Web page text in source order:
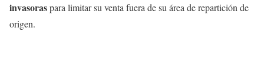
invasoraspara limitar su venta fuera de su área de repartición de
origen.